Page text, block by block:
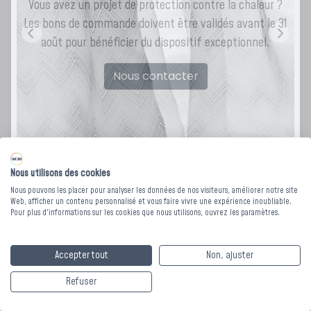
Voilage imprimé
90100 LIBRETTO -
Collection
Vous avez un projet de protection contre la chaleur ?
Les bons de commande doivent être validés avant le 31
août pour bénéficier du dispositif exceptionnel.
Nous contacter
Nous utilisons des cookies
Nous pouvons les placer pour analyser les données de nos visiteurs, améliorer notre site
Web, afficher un contenu personnalisé et vous faire vivre une expérience inoubliable.
Pour plus d'informations sur les cookies que nous utilisons, ouvrez les paramètres.
Accepter tout
Non, ajuster
Refuser